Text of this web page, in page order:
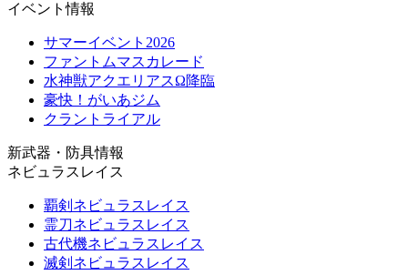
イベント情報
サマーイベント2026
ファントムマスカレード
水神獣アクエリアスΩ降臨
豪快！がいあジム
クラントライアル
新武器・防具情報
ネビュラスレイス
覇剣ネビュラスレイス
霊刀ネビュラスレイス
古代機ネビュラスレイス
滅剣ネビュラスレイス